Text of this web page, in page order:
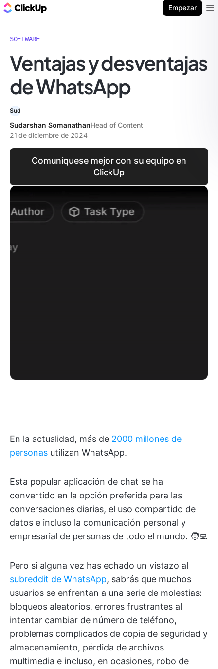
Empezar
SOFTWARE
Ventajas y desventajas
de WhatsApp
Sudarshan SomanathanHead of Content
21 de diciembre de 2024
Comuníquese mejor con su equipo en
ClickUp
En la actualidad, más de 2000 millones de
personas utilizan WhatsApp.
Esta popular aplicación de chat se ha
convertido en la opción preferida para las
conversaciones diarias, el uso compartido de
datos e incluso la comunicación personal y
empresarial de personas de todo el mundo. 🧑‍💻
Pero si alguna vez has echado un vistazo al
subreddit de WhatsApp, sabrás que muchos
usuarios se enfrentan a una serie de molestias:
bloqueos aleatorios, errores frustrantes al
intentar cambiar de número de teléfono,
problemas complicados de copia de seguridad y
almacenamiento, pérdida de archivos
multimedia e incluso, en ocasiones, robo de